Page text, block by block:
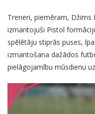
Treneri, piemēram, Džims
izmantojuši Pistol
spēlētāju stiprās puses,
izmantošana dažādos
pielāgojamību mūsdienu